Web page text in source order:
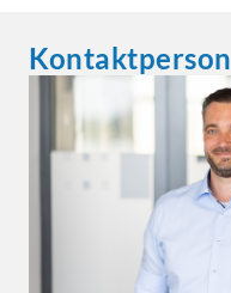
Kontaktperson